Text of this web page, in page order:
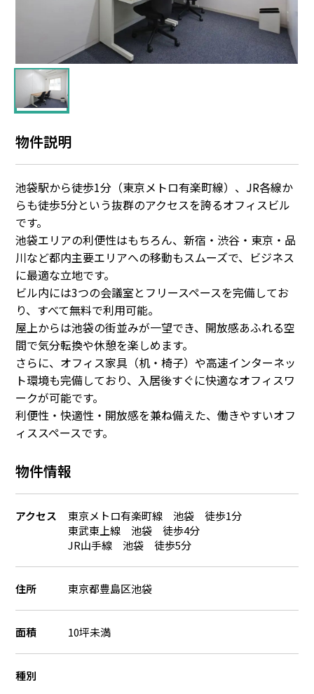
物件説明
池袋駅から徒歩1分（東京メトロ有楽町線）、JR各線か
らも徒歩5分という抜群のアクセスを誇るオフィスビル
です。
池袋エリアの利便性はもちろん、新宿・渋谷・東京・品
川など都内主要エリアへの移動もスムーズで、ビジネス
に最適な立地です。
ビル内には3つの会議室とフリースペースを完備してお
り、すべて無料で利用可能。
屋上からは池袋の街並みが一望でき、開放感あふれる空
間で気分転換や休憩を楽しめます。
さらに、オフィス家具（机・椅子）や高速インターネッ
ト環境も完備しており、入居後すぐに快適なオフィスワ
ークが可能です。
利便性・快適性・開放感を兼ね備えた、働きやすいオフ
ィススペースです。
物件情報
アクセス
東京メトロ有楽町線 池袋 徒歩1分
東武東上線 池袋 徒歩4分
JR山手線 池袋 徒歩5分
住所 東京都豊島区池袋
面積 10坪未満
種別